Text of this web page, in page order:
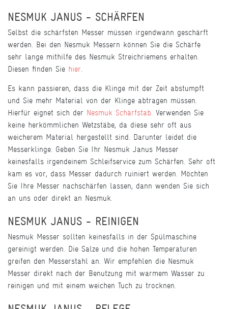
NESMUK JANUS - SCHÄRFEN
Selbst die schärfsten Messer müssen irgendwann geschärft
werden. Bei den Nesmuk Messern können Sie die Schärfe
sehr lange mithilfe des Nesmuk Streichriemens erhalten.
Diesen finden Sie hier.
Es kann passieren, dass die Klinge mit der Zeit abstumpft
und Sie mehr Material von der Klinge abtragen müssen.
Hierfür eignet sich der Nesmuk Schärfstab. Verwenden Sie
keine herkömmlichen Wetzstäbe, da diese sehr oft aus
weicherem Material hergestellt sind. Darunter leidet die
Messerklinge. Geben Sie Ihr Nesmuk Janus Messer
keinesfalls irgendeinem Schleifservice zum Schärfen. Sehr oft
kam es vor, dass Messer dadurch ruiniert werden. Möchten
Sie Ihre Messer nachschärfen lassen, dann wenden Sie sich
an uns oder direkt an Nesmuk.
NESMUK JANUS - REINIGEN
Nesmuk Messer sollten keinesfalls in der Spülmaschine
gereinigt werden. Die Salze und die hohen Temperaturen
greifen den Messerstahl an. Wir empfehlen die Nesmuk
Messer direkt nach der Benutzung mit warmem Wasser zu
reinigen und mit einem weichen Tuch zu trocknen.